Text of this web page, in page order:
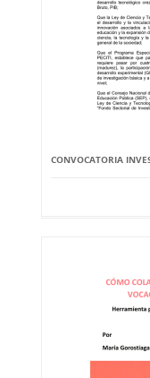
CONVOCATORIA